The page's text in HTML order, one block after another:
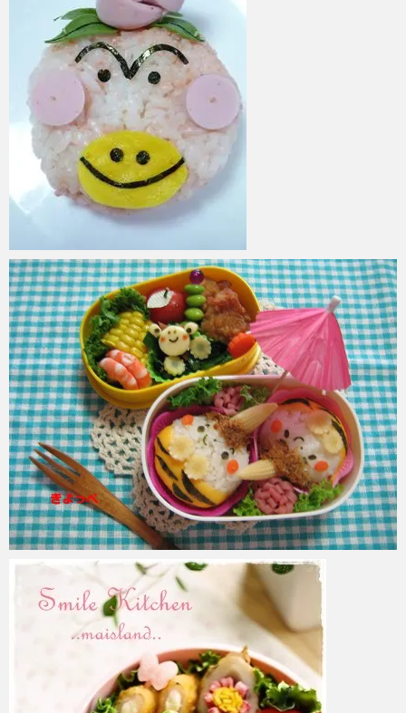
azuki 2017年6月7日
2017年6月7日